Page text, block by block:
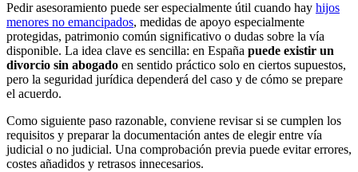
Pedir asesoramiento puede ser especialmente útil cuando hay hijos
menores no emancipados, medidas de apoyo especialmente
protegidas, patrimonio común significativo o dudas sobre la vía
disponible. La idea clave es sencilla: en España puede existir un
divorcio sin abogado en sentido práctico solo en ciertos supuestos,
pero la seguridad jurídica dependerá del caso y de cómo se prepare
el acuerdo.
Como siguiente paso razonable, conviene revisar si se cumplen los
requisitos y preparar la documentación antes de elegir entre vía
judicial o no judicial. Una comprobación previa puede evitar errores,
costes añadidos y retrasos innecesarios.